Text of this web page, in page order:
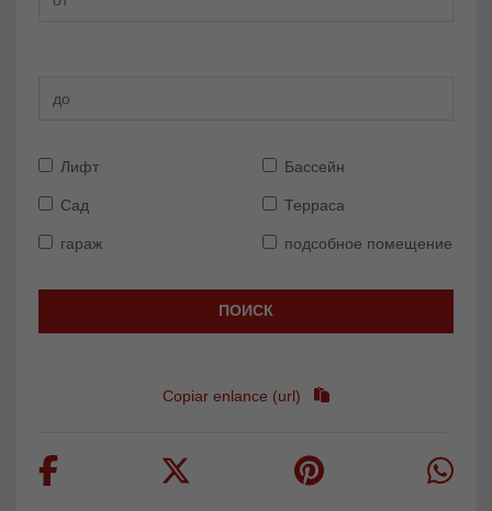
Лифт Бассейн
Сад Терраса
гараж подсобное помещение
ПОИСК
Copiar enlance (url)